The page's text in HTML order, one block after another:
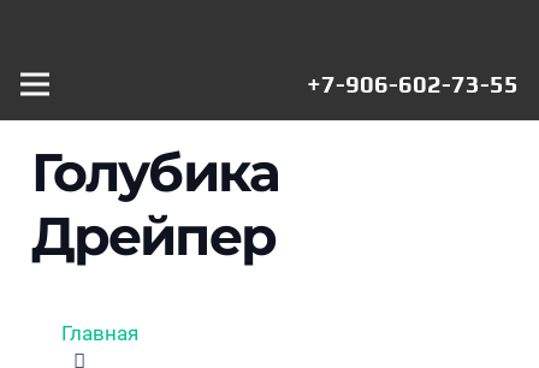
+7-906-602-73-55
Голубика
Дрейпер
Главная